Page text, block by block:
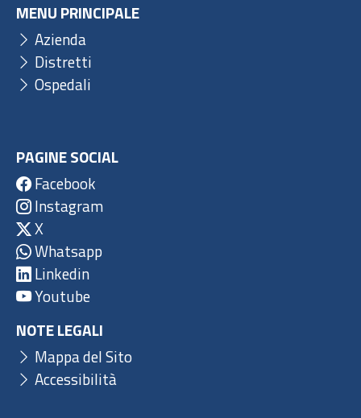
MENU PRINCIPALE
Azienda
Distretti
Ospedali
PAGINE SOCIAL
Facebook
Instagram
X
Whatsapp
Linkedin
Youtube
NOTE LEGALI
Mappa del Sito
Accessibilità